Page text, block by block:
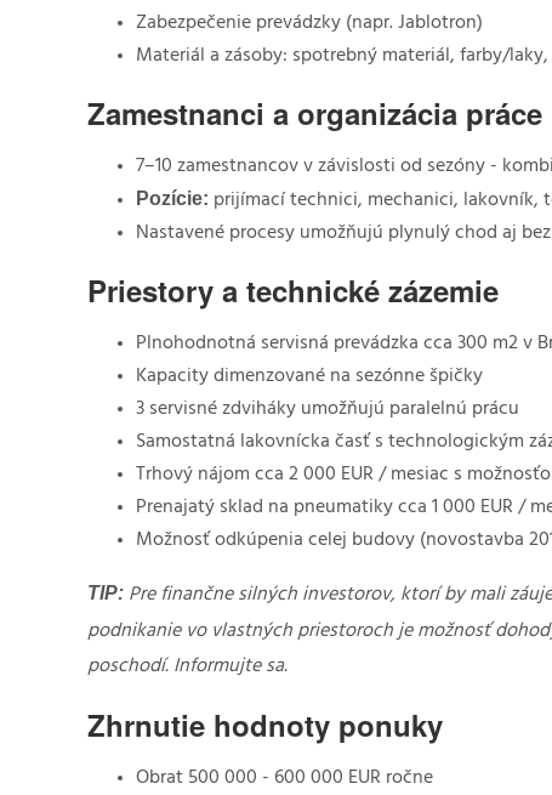
Zabezpečenie prevádzky (napr. Jablotron)
Materiál a zásoby: spotrebný materiál, farby/
Zamestnanci a organizácia práce
7–10 zamestnancov v závislosti od sezóny -
Pozície: prijímací technici, mechanici, lakovník,
Nastavené procesy umožňujú plynulý chod aj
Priestory a technické zázemie
Plnohodnotná servisná prevádzka cca 300 m2 v
Kapacity dimenzované na sezónne špičky
3 servisné zdviháky umožňujú paralelnú prácu
Samostatná lakovnícka časť s technologickým
Trhový nájom cca 2 000 EUR / mesiac s
Prenajatý sklad na pneumatiky cca 1 000 EUR /
Možnosť odkúpenia celej budovy (novostavba
TIP: Pre finančne silných investorov, ktorí by mali
podnikanie vo vlastných priestoroch je možnosť
poschodí. Informujte sa.
Zhrnutie hodnoty ponuky
Obrat 500 000 - 600 000 EUR ročne